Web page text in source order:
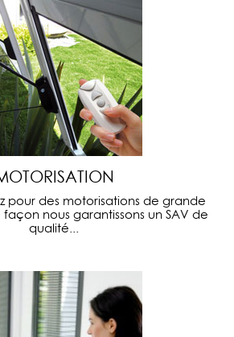
pour des motorisations de grande
nous garantissons un SAV de
qualité...